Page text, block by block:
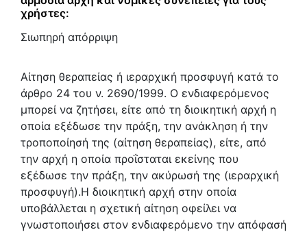
χρήστες:
Σιωπηρή απόρριψη
Αίτηση θεραπείας ή ιεραρχική προσφυγή κατά το
άρθρο 24 του ν. 2690/1999. Ο ενδιαφερόμενος
μπορεί να ζητήσει, είτε από τη διοικητική αρχή η
οποία εξέδωσε την πράξη, την ανάκληση ή την
τροποποίησή της (αίτηση θεραπείας), είτε, από
την αρχή η οποία προΐσταται εκείνης που
εξέδωσε την πράξη, την ακύρωσή της (ιεραρχική
προσφυγή).Η διοικητική αρχή στην οποία
υποβάλλεται η σχετική αίτηση οφείλει να
γνωστοποιήσει στον ενδιαφερόμενο την απόφασή